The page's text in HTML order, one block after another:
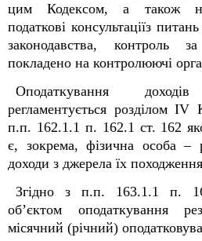
цим Кодексом, а також
податкові консультаціїз
законодавства, контроль
покладено на контролюючі
Оподаткування
регламентується розділом IV
п.п. 162.1.1 п. 162.1 ст. 162
є, зокрема, фізична особа –
доходи з джерела їх
Згідно з п.п. 163.1.1 п.
об’єктом оподаткування
місячний (річний)